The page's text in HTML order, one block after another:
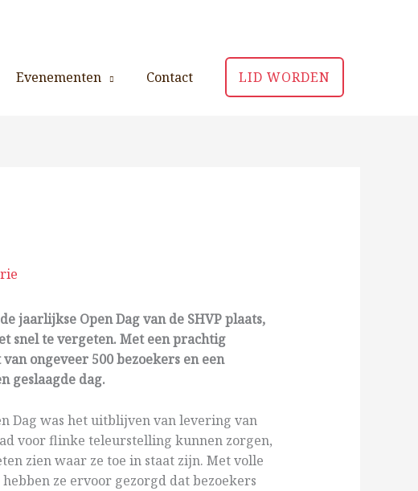
Evenementen Contact LID WORDEN
jaarlijkse Open Dag van de SHVP plaats,
snel te vergeten. Met een prachtig
ongeveer 500 bezoekers en een
geslaagde dag.
Dag was het uitblijven van levering van
voor flinke teleurstelling kunnen zorgen,
zien waar ze toe in staat zijn. Met volle
ze ervoor gezorgd dat bezoekers